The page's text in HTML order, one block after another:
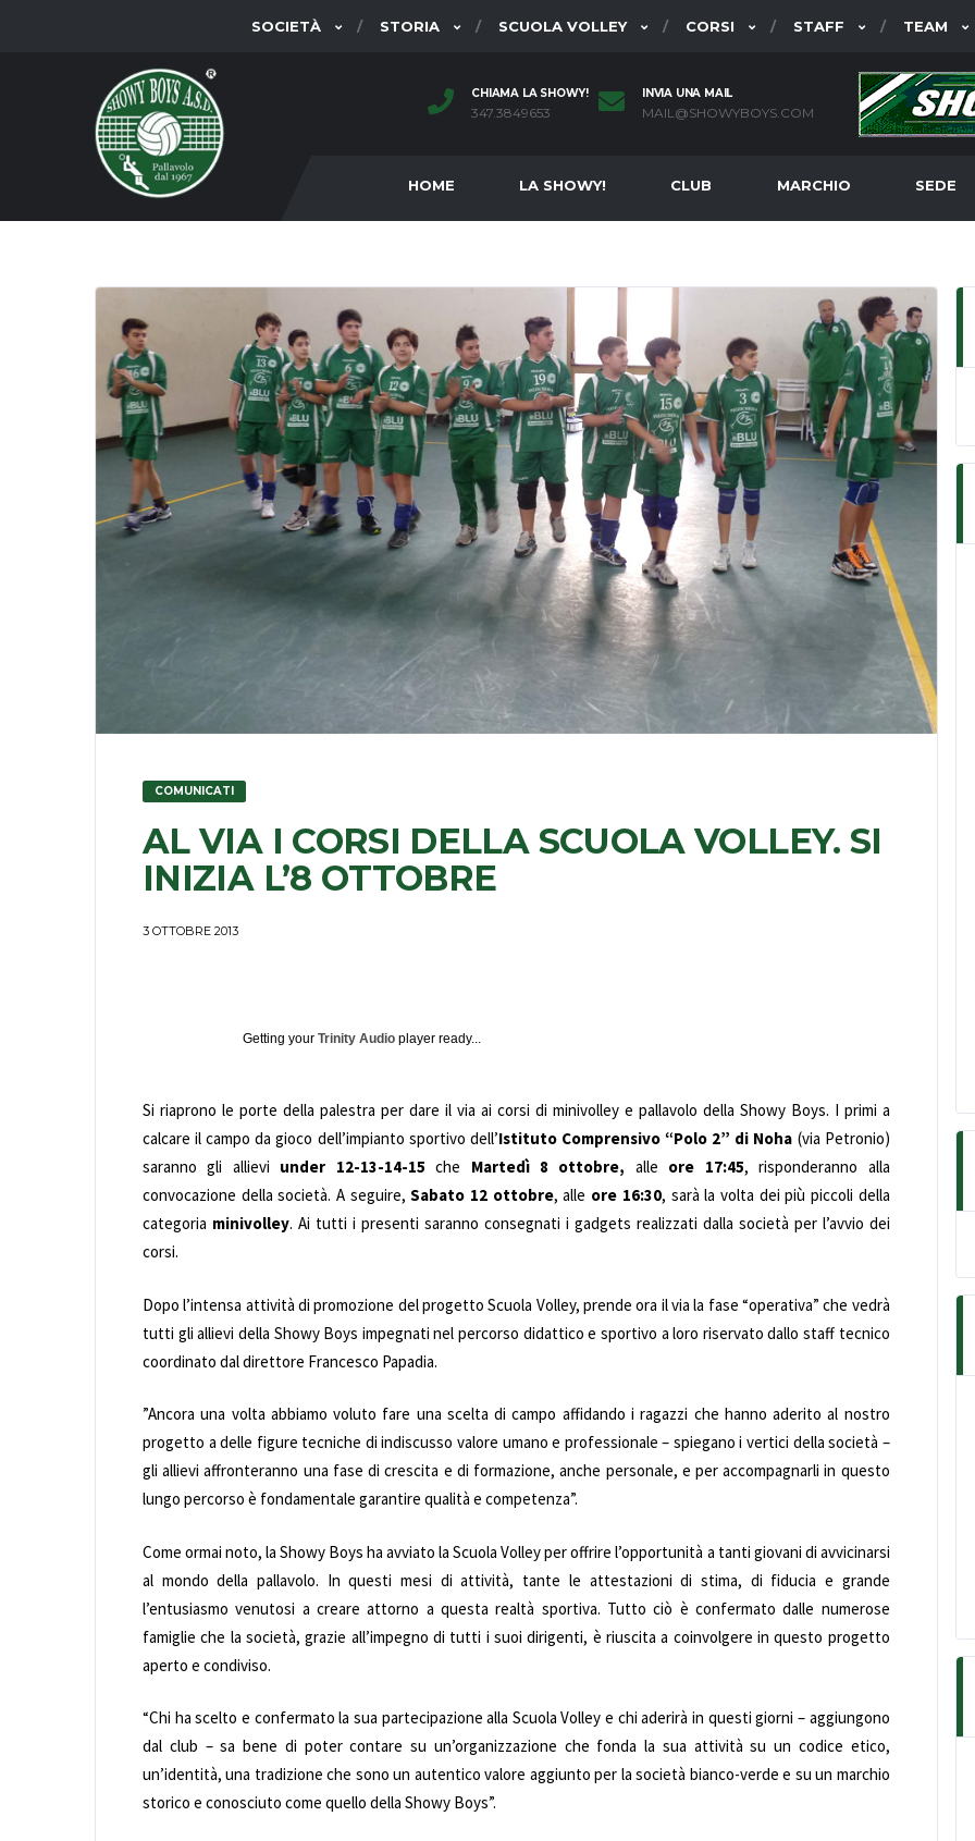
SOCIETÀ STORIA SCUOLA VOLLEY CORSI STAFF TEAM
CHIAMA LA SHOWY!
347.3849653
INVIA UNA MAIL
MAIL@SHOWYBOYS.COM
HOME LA SHOWY! CLUB MARCHIO SEDE
COMUNICATI
AL VIA I CORSI DELLA SCUOLA VOLLEY. SI
INIZIA L’8 OTTOBRE
3 OTTOBRE 2013
Getting your Trinity Audio player ready...
Si riaprono le porte della palestra per dare il via ai corsi di minivolley e pallavolo della Showy Boys. I primi a
calcare il campo da gioco dell’impianto sportivo dell’Istituto Comprensivo “Polo 2” di Noha (via Petronio)
saranno gli allievi under 12-13-14-15 che Martedì 8 ottobre, alle ore 17:45, risponderanno alla
convocazione della società. A seguire,Sabato 12 ottobre, alle ore 16:30, sarà la volta dei più piccoli della
categoria minivolley. Ai tutti i presenti saranno consegnati i gadgets realizzati dalla società per l’avvio dei
corsi.
Dopo l’intensa attività di promozione del progetto Scuola Volley, prende ora il via la fase “operativa” che vedrà
tutti gli allievi della Showy Boys impegnati nel percorso didattico e sportivo a loro riservato dallo staff tecnico
coordinato dal direttore Francesco Papadia.
”Ancora una volta abbiamo voluto fare una scelta di campo affidando i ragazzi che hanno aderito al nostro
progetto a delle figure tecniche di indiscusso valore umano e professionale – spiegano i vertici della società –
gli allievi affronteranno una fase di crescita e di formazione, anche personale, e per accompagnarli in questo
lungo percorso è fondamentale garantire qualità e competenza”.
Come ormai noto, la Showy Boys ha avviato la Scuola Volley per offrire l’opportunità a tanti giovani di avvicinarsi
al mondo della pallavolo. In questi mesi di attività, tante le attestazioni di stima, di fiducia e grande
l’entusiasmo venutosi a creare attorno a questa realtà sportiva. Tutto ciò è confermato dalle numerose
famiglie che la società, grazie all’impegno di tutti i suoi dirigenti, è riuscita a coinvolgere in questo progetto
aperto e condiviso.
“Chi ha scelto e confermato la sua partecipazione alla Scuola Volley e chi aderirà in questi giorni – aggiungono
dal club – sa bene di poter contare su un’organizzazione che fonda la sua attività su un codice etico,
un’identità, una tradizione che sono un autentico valore aggiunto per la società bianco-verde e su un marchio
storico e conosciuto come quello della Showy Boys”.